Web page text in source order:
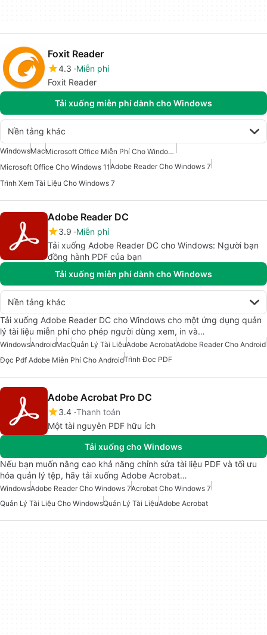
Foxit Reader
4.3 Miễn phí
Foxit Reader
Tải xuống miễn phí dành cho Windows
Nền tảng khác
WindowsMac
Microsoft Office Miễn Phí Cho Windows 7
Microsoft Office Cho Windows 11Adobe Reader Cho Windows 7
Trình Xem Tài Liệu Cho Windows 7
Adobe Reader DC
3.9 Miễn phí
Tải xuống Adobe Reader DC cho Windows: Người bạn
đồng hành PDF của bạn
Tải xuống miễn phí dành cho Windows
Nền tảng khác
Tải xuống Adobe Reader DC cho Windows cho một ứng dụng quản
lý tài liệu miễn phí cho phép người dùng xem, in và…
WindowsAndroidMacQuản Lý Tài LiệuAdobe AcrobatAdobe Reader Cho Android
Đọc Pdf Adobe Miễn Phí Cho AndroidTrình Đọc PDF
Adobe Acrobat Pro DC
3.4 Thanh toán
Một tài nguyên PDF hữu ích
Tải xuống cho Windows
Nếu bạn muốn nâng cao khả năng chỉnh sửa tài liệu PDF và tối ưu
hóa quản lý tệp, hãy tải xuống Adobe Acrobat…
WindowsAdobe Reader Cho Windows 7Acrobat Cho Windows 7
Quản Lý Tài Liệu Cho WindowsQuản Lý Tài LiệuAdobe Acrobat